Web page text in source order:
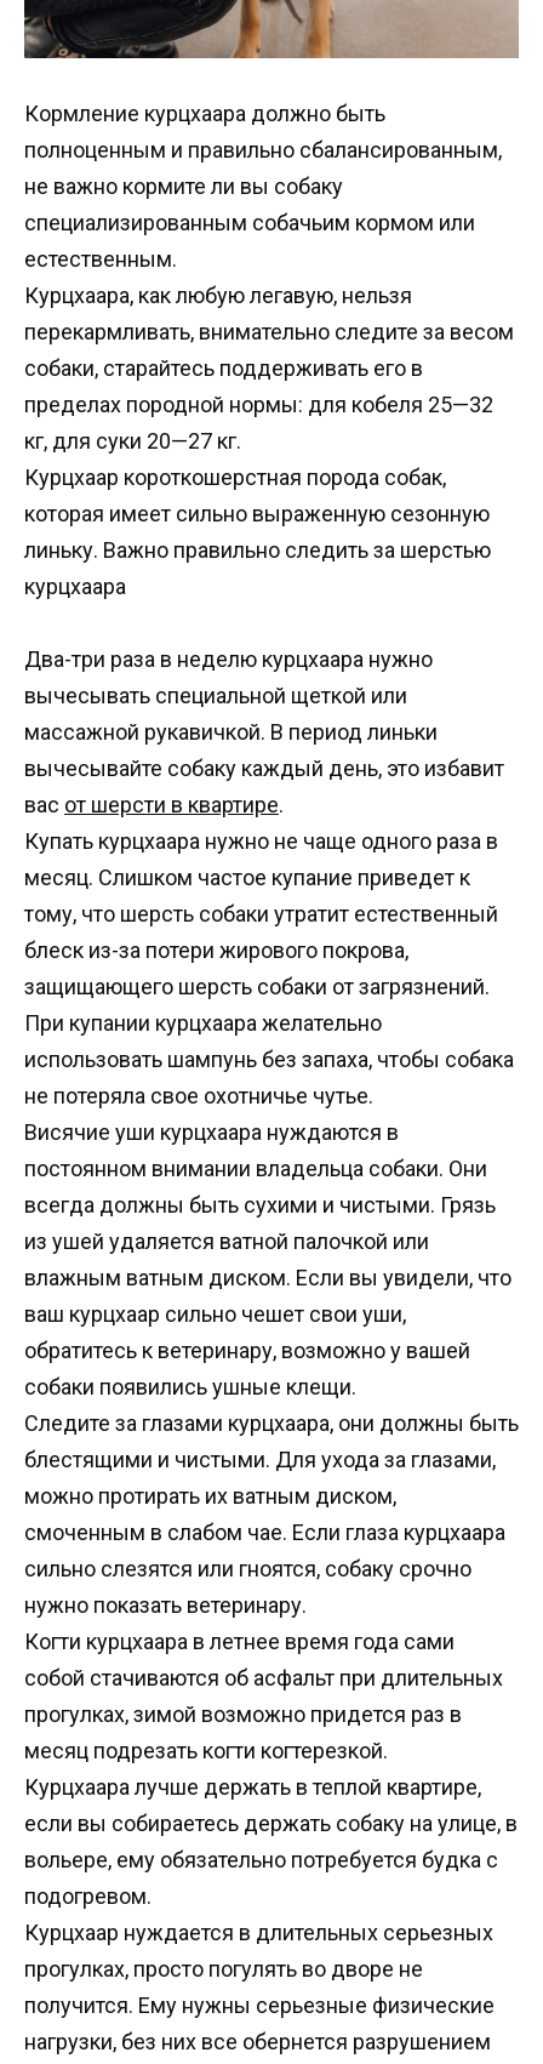
Кормление курцхаара должно быть
полноценным и правильно сбалансированным,
не важно кормите ли вы собаку
специализированным собачьим кормом или
естественным.
Курцхаара, как любую легавую, нельзя
перекармливать, внимательно следите за весом
собаки, старайтесь поддерживать его в
пределах породной нормы: для кобеля 25—32
кг, для суки 20—27 кг.
Курцхаар короткошерстная порода собак,
которая имеет сильно выраженную сезонную
линьку. Важно правильно следить за шерстью
курцхаара
Два-три раза в неделю курцхаара нужно
вычесывать специальной щеткой или
массажной рукавичкой. В период линьки
вычесывайте собаку каждый день, это избавит
вас от шерсти в квартире.
Купать курцхаара нужно не чаще одного раза в
месяц. Слишком частое купание приведет к
тому, что шерсть собаки утратит естественный
блеск из-за потери жирового покрова,
защищающего шерсть собаки от загрязнений.
При купании курцхаара желательно
использовать шампунь без запаха, чтобы собака
не потеряла свое охотничье чутье.
Висячие уши курцхаара нуждаются в
постоянном внимании владельца собаки. Они
всегда должны быть сухими и чистыми. Грязь
из ушей удаляется ватной палочкой или
влажным ватным диском. Если вы увидели, что
ваш курцхаар сильно чешет свои уши,
обратитесь к ветеринару, возможно у вашей
собаки появились ушные клещи.
Следите за глазами курцхаара, они должны быть
блестящими и чистыми. Для ухода за глазами,
можно протирать их ватным диском,
смоченным в слабом чае. Если глаза курцхаара
сильно слезятся или гноятся, собаку срочно
нужно показать ветеринару.
Когти курцхаара в летнее время года сами
собой стачиваются об асфальт при длительных
прогулках, зимой возможно придется раз в
месяц подрезать когти когтерезкой.
Курцхаара лучше держать в теплой квартире,
если вы собираетесь держать собаку на улице, в
вольере, ему обязательно потребуется будка с
подогревом.
Курцхаар нуждается в длительных серьезных
прогулках, просто погулять во дворе не
получится. Ему нужны серьезные физические
нагрузки, без них все обернется разрушением